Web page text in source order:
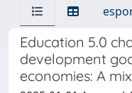
Education 5.0
development
economies: A